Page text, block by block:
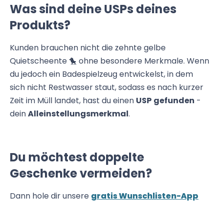
Was sind deine USPs deines
Produkts?
Kunden brauchen nicht die zehnte gelbe
Quietscheente 🐤 ohne besondere Merkmale. Wenn
du jedoch ein Badespielzeug entwickelst, in dem
sich nicht Restwasser staut, sodass es nach kurzer
Zeit im Müll landet, hast du einen USP gefunden -
deinAlleinstellungsmerkmal.
Du möchtest doppelte
Geschenke vermeiden?
Dann hole dir unsere gratis Wunschlisten-App